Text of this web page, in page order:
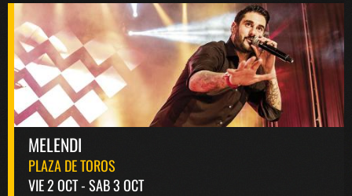
MELENDI
PLAZA DE TOROS
VIE 2 OCT - SAB 3 OCT